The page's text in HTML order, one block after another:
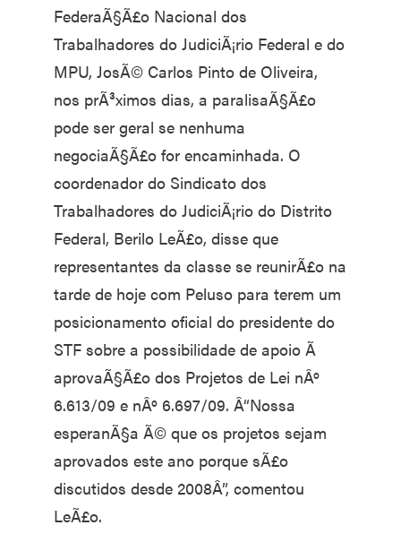
FederaÃ§Ã£o Nacional dos
Trabalhadores do JudiciÃ¡rio Federal e do
MPU, JosÃ© Carlos Pinto de Oliveira,
nos prÃ³ximos dias, a paralisaÃ§Ã£o
pode ser geral se nenhuma
negociaÃ§Ã£o for encaminhada. O
coordenador do Sindicato dos
Trabalhadores do JudiciÃ¡rio do Distrito
Federal, Berilo LeÃ£o, disse que
representantes da classe se reunirÃ£o na
tarde de hoje com Peluso para terem um
posicionamento oficial do presidente do
STF sobre a possibilidade de apoio Ã
aprovaÃ§Ã£o dos Projetos de Lei nÂº
6.613/09 e nÂº 6.697/09. Â“Nossa
esperanÃ§a Ã© que os projetos sejam
aprovados este ano porque sÃ£o
discutidos desde 2008Â”, comentou
LeÃ£o.